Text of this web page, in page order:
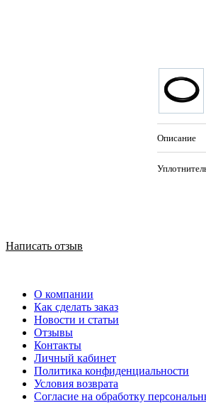
Описание
Написать отзыв
О компании
Как сделать заказ
Новости и статьи
Отзывы
Контакты
Личный кабинет
Политика конфиденциальности
Условия возврата
Согласие на обработку